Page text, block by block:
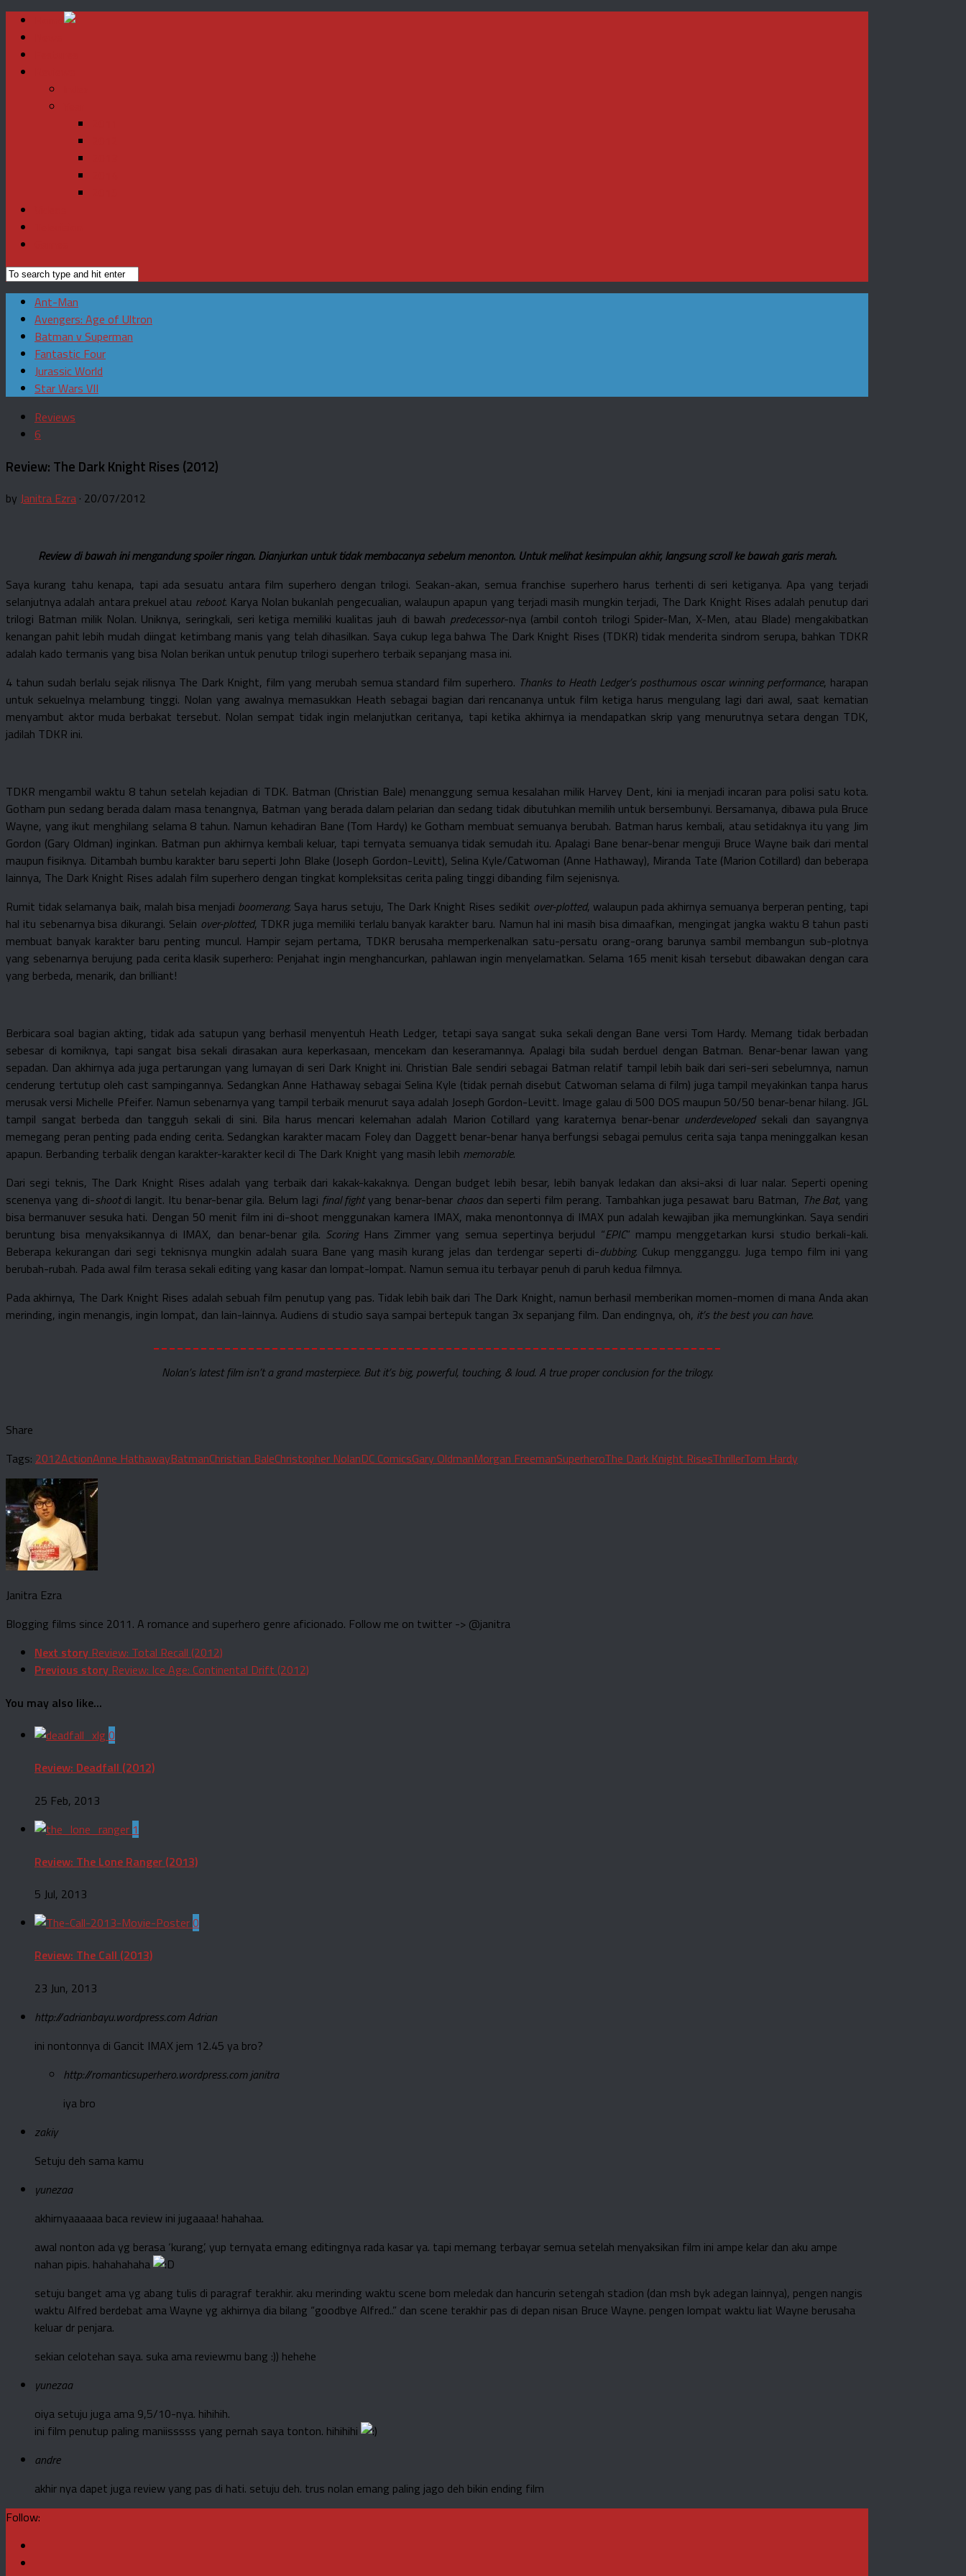
Ant-Man
Avengers: Age of Ultron
Batman v Superman
Fantastic Four
Jurassic World
Star Wars VII
Reviews
6
Review: The Dark Knight Rises (2012)
by Janitra Ezra · 20/07/2012
Review di bawah ini mengandung spoiler ringan. Dianjurkan untuk tidak membacanya sebelum menonton. Untuk melihat kesimpulan akhir, langsung scroll ke bawah garis merah.
Saya kurang tahu kenapa, tapi ada sesuatu antara film superhero dengan trilogi. Seakan-akan, semua franchise superhero harus terhenti di seri ketiganya. Apa yang terjadi
selanjutnya adalah antara prekuel atau reboot. Karya Nolan bukanlah pengecualian, walaupun apapun yang terjadi masih mungkin terjadi, The Dark Knight Rises adalah penutup dari
trilogi Batman milik Nolan. Uniknya, seringkali, seri ketiga memiliki kualitas jauh di bawah predecessor-nya (ambil contoh trilogi Spider-Man, X-Men, atau Blade) mengakibatkan
kenangan pahit lebih mudah diingat ketimbang manis yang telah dihasilkan. Saya cukup lega bahwa The Dark Knight Rises (TDKR) tidak menderita sindrom serupa, bahkan TDKR
adalah kado termanis yang bisa Nolan berikan untuk penutup trilogi superhero terbaik sepanjang masa ini.
4 tahun sudah berlalu sejak rilisnya The Dark Knight, film yang merubah semua standard film superhero. Thanks to Heath Ledger’s posthumous oscar winning performance, harapan
untuk sekuelnya melambung tinggi. Nolan yang awalnya memasukkan Heath sebagai bagian dari rencananya untuk film ketiga harus mengulang lagi dari awal, saat kematian
menyambut aktor muda berbakat tersebut. Nolan sempat tidak ingin melanjutkan ceritanya, tapi ketika akhirnya ia mendapatkan skrip yang menurutnya setara dengan TDK,
jadilah TDKR ini.
TDKR mengambil waktu 8 tahun setelah kejadian di TDK. Batman (Christian Bale) menanggung semua kesalahan milik Harvey Dent, kini ia menjadi incaran para polisi satu kota.
Gotham pun sedang berada dalam masa tenangnya, Batman yang berada dalam pelarian dan sedang tidak dibutuhkan memilih untuk bersembunyi. Bersamanya, dibawa pula Bruce
Wayne, yang ikut menghilang selama 8 tahun. Namun kehadiran Bane (Tom Hardy) ke Gotham membuat semuanya berubah. Batman harus kembali, atau setidaknya itu yang Jim
Gordon (Gary Oldman) inginkan. Batman pun akhirnya kembali keluar, tapi ternyata semuanya tidak semudah itu. Apalagi Bane benar-benar menguji Bruce Wayne baik dari mental
maupun fisiknya. Ditambah bumbu karakter baru seperti John Blake (Joseph Gordon-Levitt), Selina Kyle/Catwoman (Anne Hathaway), Miranda Tate (Marion Cotillard) dan beberapa
lainnya, The Dark Knight Rises adalah film superhero dengan tingkat kompleksitas cerita paling tinggi dibanding film sejenisnya.
Rumit tidak selamanya baik, malah bisa menjadi boomerang. Saya harus setuju, The Dark Knight Rises sedikit over-plotted, walaupun pada akhirnya semuanya berperan penting, tapi
hal itu sebenarnya bisa dikurangi. Selain over-plotted, TDKR juga memiliki terlalu banyak karakter baru. Namun hal ini masih bisa dimaafkan, mengingat jangka waktu 8 tahun pasti
membuat banyak karakter baru penting muncul. Hampir sejam pertama, TDKR berusaha memperkenalkan satu-persatu orang-orang barunya sambil membangun sub-plotnya
yang sebenarnya berujung pada cerita klasik superhero: Penjahat ingin menghancurkan, pahlawan ingin menyelamatkan. Selama 165 menit kisah tersebut dibawakan dengan cara
yang berbeda, menarik, dan brilliant!
Berbicara soal bagian akting, tidak ada satupun yang berhasil menyentuh Heath Ledger, tetapi saya sangat suka sekali dengan Bane versi Tom Hardy. Memang tidak berbadan
sebesar di komiknya, tapi sangat bisa sekali dirasakan aura keperkasaan, mencekam dan keseramannya. Apalagi bila sudah berduel dengan Batman. Benar-benar lawan yang
sepadan. Dan akhirnya ada juga pertarungan yang lumayan di seri Dark Knight ini. Christian Bale sendiri sebagai Batman relatif tampil lebih baik dari seri-seri sebelumnya, namun
cenderung tertutup oleh cast sampingannya. Sedangkan Anne Hathaway sebagai Selina Kyle (tidak pernah disebut Catwoman selama di film) juga tampil meyakinkan tanpa harus
merusak versi Michelle Pfeifer. Namun sebenarnya yang tampil terbaik menurut saya adalah Joseph Gordon-Levitt. Image galau di 500 DOS maupun 50/50 benar-benar hilang. JGL
tampil sangat berbeda dan tangguh sekali di sini. Bila harus mencari kelemahan adalah Marion Cotillard yang karaternya benar-benar underdevelopedsekali dan sayangnya
memegang peran penting pada ending cerita. Sedangkan karakter macam Foley dan Daggett benar-benar hanya berfungsi sebagai pemulus cerita saja tanpa meninggalkan kesan
apapun. Berbanding terbalik dengan karakter-karakter kecil di The Dark Knight yang masih lebih memorable.
Dari segi teknis, The Dark Knight Rises adalah yang terbaik dari kakak-kakaknya. Dengan budget lebih besar, lebih banyak ledakan dan aksi-aksi di luar nalar. Seperti opening
scenenya yang di-shootdi langit. Itu benar-benar gila. Belum lagi final fightyang benar-benar chaosdan seperti film perang. Tambahkan juga pesawat baru Batman, The Bat, yang
bisa bermanuver sesuka hati. Dengan 50 menit film ini di-shoot menggunakan kamera IMAX, maka menontonnya di IMAX pun adalah kewajiban jika memungkinkan. Saya sendiri
beruntung bisa menyaksikannya di IMAX, dan benar-benar gila. ScoringHans Zimmer yang semua sepertinya berjudul “EPIC” mampu menggetarkan kursi studio berkali-kali.
Beberapa kekurangan dari segi teknisnya mungkin adalah suara Bane yang masih kurang jelas dan terdengar seperti di-dubbing. Cukup mengganggu. Juga tempo film ini yang
berubah-rubah. Pada awal film terasa sekali editing yang kasar dan lompat-lompat. Namun semua itu terbayar penuh di paruh kedua filmnya.
Pada akhirnya, The Dark Knight Rises adalah sebuah film penutup yang pas. Tidak lebih baik dari The Dark Knight, namun berhasil memberikan momen-momen di mana Anda akan
merinding, ingin menangis, ingin lompat, dan lain-lainnya. Audiens di studio saya sampai bertepuk tangan 3x sepanjang film. Dan endingnya, oh, it’s the best you can have.
________________________________________________________________________
Nolan’s latest film isn’t a grand masterpiece. But it’s big, powerful, touching, & loud. A true proper conclusion for the trilogy.
Share
Tags: 2012ActionAnne HathawayBatmanChristian BaleChristopher NolanDC ComicsGary OldmanMorgan FreemanSuperheroThe Dark Knight RisesThrillerTom Hardy
Janitra Ezra
Blogging films since 2011. A romance and superhero genre aficionado. Follow me on twitter -> @janitra
Next story Review: Total Recall (2012)
Previous story Review: Ice Age: Continental Drift (2012)
You may also like...
0
Review: Deadfall (2012)
25 Feb, 2013
1
Review: The Lone Ranger (2013)
5 Jul, 2013
0
Review: The Call (2013)
23 Jun, 2013
http://adrianbayu.wordpress.comAdrian
ini nontonnya di Gancit IMAX jem 12.45 ya bro?
http://romanticsuperhero.wordpress.comjanitra
iya bro
zakiy
Setuju deh sama kamu
yunezaa
akhirnyaaaaaa baca review ini jugaaaa! hahahaa.
awal nonton ada yg berasa ‘kurang’, yup ternyata emang editingnya rada kasar ya. tapi memang terbayar semua setelah menyaksikan film ini ampe kelar dan aku ampe
nahan pipis. hahahahaha
setuju banget ama yg abang tulis di paragraf terakhir. aku merinding waktu scene bom meledak dan hancurin setengah stadion (dan msh byk adegan lainnya), pengen nangis
waktu Alfred berdebat ama Wayne yg akhirnya dia bilang “goodbye Alfred..” dan scene terakhir pas di depan nisan Bruce Wayne. pengen lompat waktu liat Wayne berusaha
keluar dr penjara.
sekian celotehan saya. suka ama reviewmu bang :)) hehehe
yunezaa
oiya setuju juga ama 9,5/10-nya. hihihih.
ini film penutup paling maniisssss yang pernah saya tonton. hihihihi
andre
akhir nya dapet juga review yang pas di hati. setuju deh. trus nolan emang paling jago deh bikin ending film
Follow: